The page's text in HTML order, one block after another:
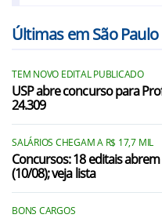
Campinas/SP
Campo Limpo Paulista/SP
Conchal/SP
Cordeirópolis/SP
Cosmópolis/SP
Últimas em São Paulo
TEM NOVO EDITAL PUBLICADO
USP abre concurso para
24.309
SALÁRIOS CHEGAM A R$ 17,7 MIL
Concursos: 18 editais
(10/08); veja lista
BONS CARGOS